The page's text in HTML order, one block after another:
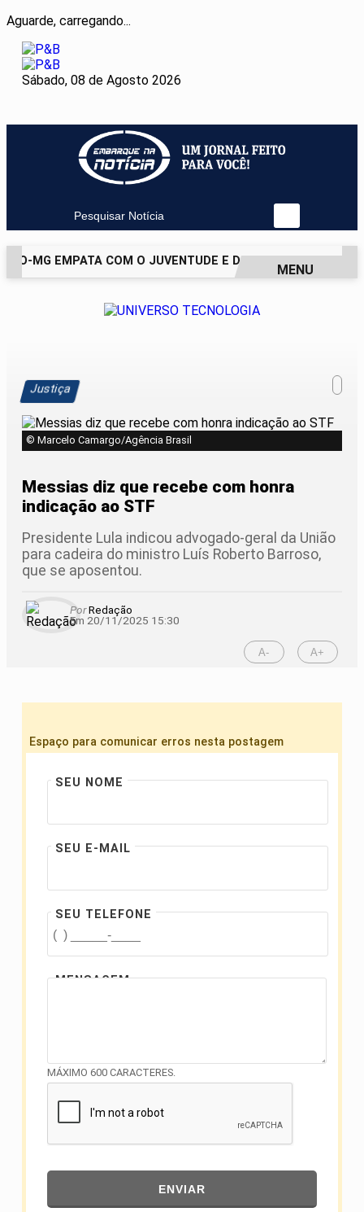
Aguarde, carregando...
Sábado, 08 de Agosto 2026
Pesquisar Notícia
MG EMPATA COM O JUVENTUDE E DEIXA VAGA NAS
EM ALTA
MENU
Justiça
© Marcelo Camargo/Agência Brasil
Messias diz que recebe com honra
indicação ao STF
Presidente Lula indicou advogado-geral da União
para cadeira do ministro Luís Roberto Barroso,
que se aposentou.
PorRedação
Em 20/11/2025 15:30
A- A+
Espaço para comunicar erros nesta postagem
SEU NOME
SEU E-MAIL
SEU TELEFONE
MENSAGEM
MÁXIMO 600 CARACTERES.
ENVIAR